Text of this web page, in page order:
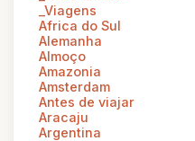
_Viagens
Africa do Sul
Alemanha
Almoço
Amazonia
Amsterdam
Antes de viajar
Aracaju
Argentina